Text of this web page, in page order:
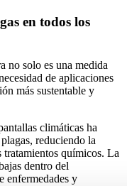
en todos los
no solo es una medida
de aplicaciones
más sustentable y
climáticas ha
reduciendo la
químicos. La
dentro del
enfermedades y